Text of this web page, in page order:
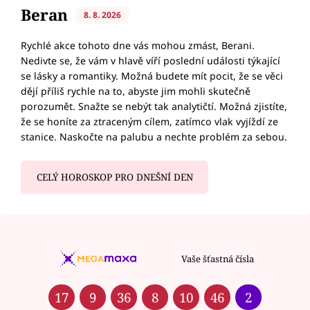
Beran 8. 8. 2026
Rychlé akce tohoto dne vás mohou zmást, Berani.
Nedivte se, že vám v hlavě víří poslední události týkající
se lásky a romantiky. Možná budete mít pocit, že se věci
dějí příliš rychle na to, abyste jim mohli skutečně
porozumět. Snažte se nebýt tak analytičtí. Možná zjistíte,
že se honíte za ztraceným cílem, zatímco vlak vyjíždí ze
stanice. Naskočte na palubu a nechte problém za sebou.
CELÝ HOROSKOP PRO DNEŠNÍ DEN
Vaše šťastná čísla
17 9 36 8 10 46 2